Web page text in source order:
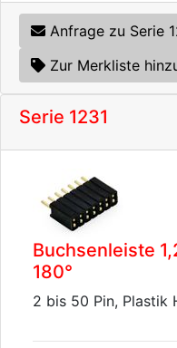
Anfrage zu Serie
Zur Merkliste
Serie 1231
Buchsenleiste
180°
2 bis 50 Pin, Plastik